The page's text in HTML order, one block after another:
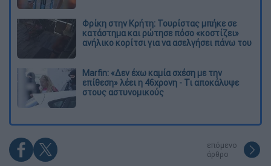
Φρίκη στην Κρήτη: Τουρίστας μπήκε σε
κατάστημα και ρώτησε πόσο «κοστίζει»
ανήλικο κορίτσι για να ασελγήσει πάνω του
Marfin: «Δεν έχω καμία σχέση με την
επίθεση» λέει η 46χρονη - Τι αποκάλυψε
στους αστυνομικούς
επόμενο
άρθρο